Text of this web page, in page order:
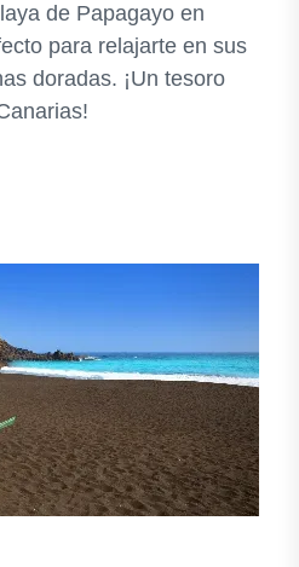
de Papagayo en
para relajarte en sus
doradas. ¡Un tesoro